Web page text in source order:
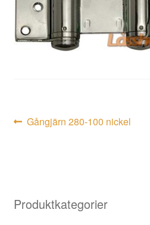
Inläggsnavigering
Föregående
Gångjärn 280-100 nickel
Produktkategorier